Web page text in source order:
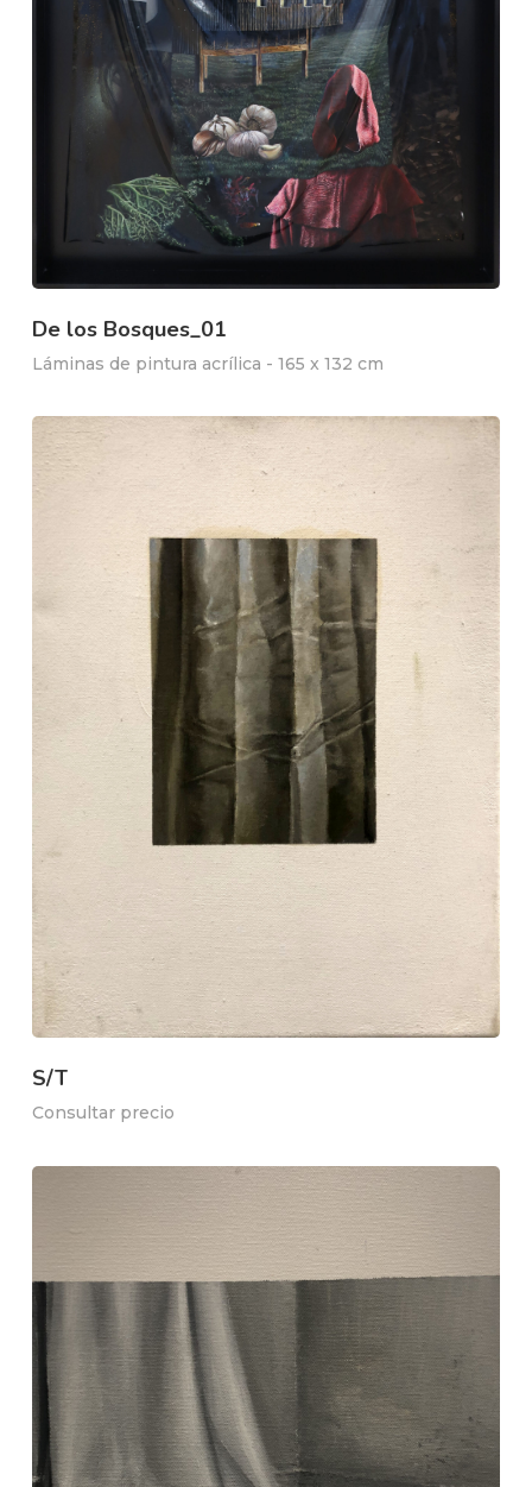
De los Bosques_01
Láminas de pintura acrílica - 165 x 132 cm
S/T
Consultar precio